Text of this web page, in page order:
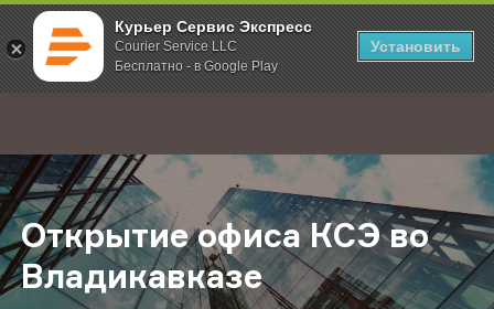
Курьер Сервис Экспресс
Courier Service LLC
Бесплатно - в Google Play
Установить
; Главная О компании Новости Открытие офиса КСЭ во
Открытие офиса КСЭ во
Владикавказе